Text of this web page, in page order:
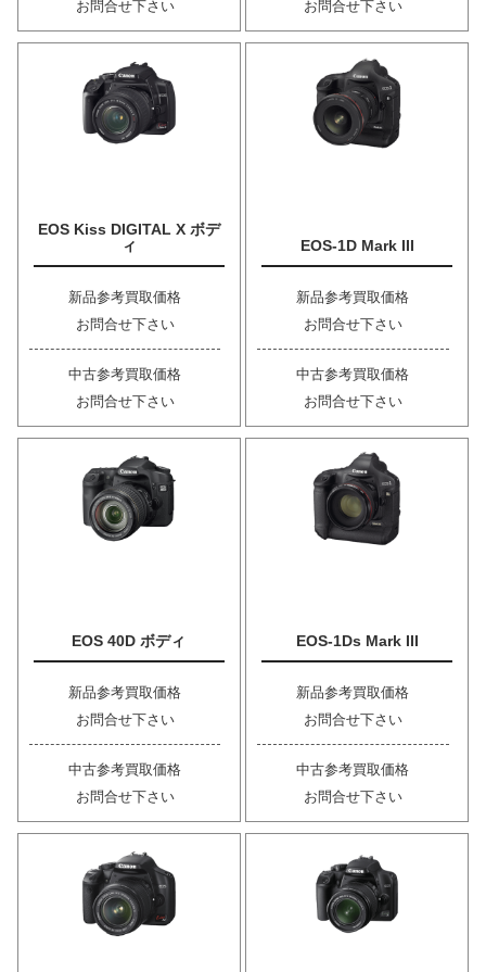
お問合せ下さい
お問合せ下さい
EOS Kiss DIGITAL X ボデ
ィ
新品参考買取価格
お問合せ下さい
中古参考買取価格
お問合せ下さい
EOS-1D Mark III
新品参考買取価格
お問合せ下さい
中古参考買取価格
お問合せ下さい
EOS 40D ボディ
新品参考買取価格
お問合せ下さい
中古参考買取価格
お問合せ下さい
EOS-1Ds Mark III
新品参考買取価格
お問合せ下さい
中古参考買取価格
お問合せ下さい